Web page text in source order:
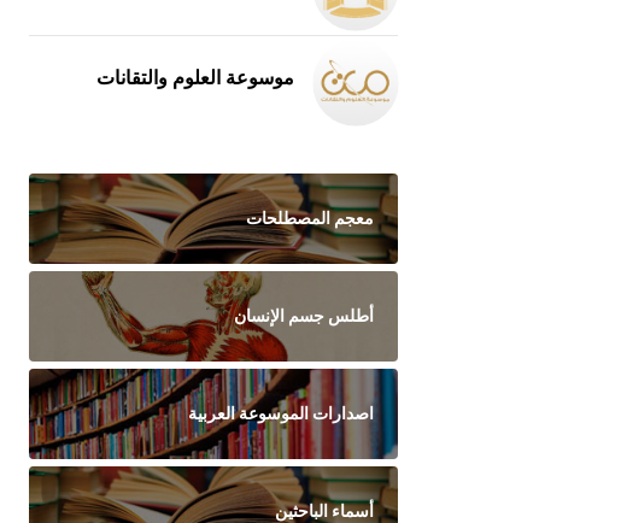
موسوعة العلوم والتقانات
معجم المصطلحات
أطلس جسم الإنسان
اصدارات الموسوعة العربية
أسماء الباحثين